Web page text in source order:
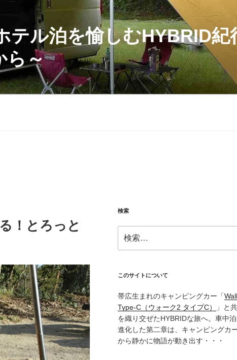
テル泊を愉しむHYBRID
ら～
！とろっと
検索
索:
このサイトについて
帯広生まれのキャンピングカー「
Type‑C（ウォーク2 タイプC）
」と
を織り交ぜたHYBRIDな旅へ。車中
進化した第二章は、キャンピングカ
から静かに物語が動き出す・・・